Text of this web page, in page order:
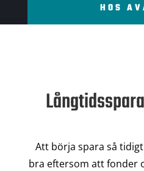
HOS
Att börja spara så
bra eftersom att fonder